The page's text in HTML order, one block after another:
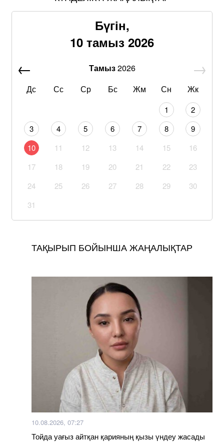
Бүгін,
10 тамыз 2026
Тамыз2026
Дс
Сс Ср Бс Жм Сн Жк
1
2
3
4 5 6 7 8
9
10
11 12 13 14 15
16
17
18 19 20 21 22
23
24
25 26 27 28 29
30
31
ТАҚЫРЫП БОЙЫНША ЖАҢАЛЫҚТАР
10.08.2026, 07:27
Тойда уағыз айтқан қарияның қызы үндеу жасады